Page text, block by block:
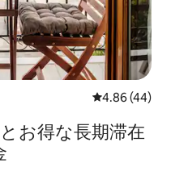
レビュー44
4.86 (44)
お⁠得⁠な長⁠期⁠滞⁠在